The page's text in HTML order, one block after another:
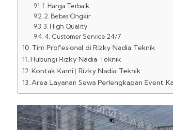
1. Harga Terbaik
2. Bebas Ongkir
3. High Quality
4. Customer Service 24/7
Tim Profesional di Rizky Nadia Teknik
Hubungi Rizky Nadia Teknik
Kontak Kami | Rizky Nadia Teknik
Area Layanan Sewa Perlengkapan Event